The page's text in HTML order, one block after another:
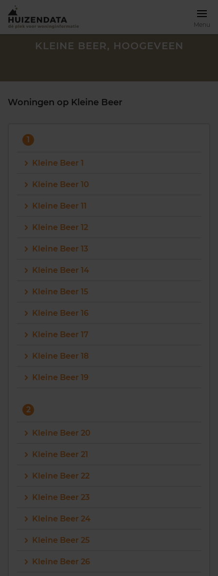
Menu
Maandag t/m vrijdag - 08:00 -18:00
KLEINE BEER, HOOGEVEEN
Woningen op Kleine Beer
1
Kleine Beer 1
Kleine Beer 10
Kleine Beer 11
Kleine Beer 12
Kleine Beer 13
Kleine Beer 14
Kleine Beer 15
Kleine Beer 16
Kleine Beer 17
Kleine Beer 18
Kleine Beer 19
2
Kleine Beer 20
Kleine Beer 21
Kleine Beer 22
Kleine Beer 23
Kleine Beer 24
Kleine Beer 25
Kleine Beer 26